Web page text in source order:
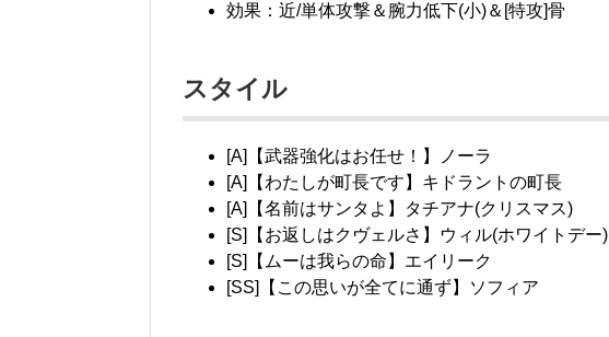
効果：近/単体攻撃＆腕力低下(小)＆[特攻]骨
スタイル
[A]【武器強化はお任せ！】ノーラ
[A]【わたしが町長です】キドラントの町長
[A]【名前はサンタよ】タチアナ(クリスマス)
[S]【お返しはクヴェルさ】ウィル(ホワイトデー)
[S]【ムーは我らの命】エイリーク
[SS]【この思いが全てに通ず】ソフィア